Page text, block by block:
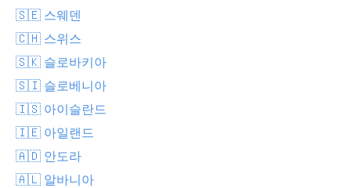
🇸🇪 스웨덴
🇨🇭 스위스
🇸🇰 슬로바키아
🇸🇮 슬로베니아
🇮🇸 아이슬란드
🇮🇪 아일랜드
🇦🇩 안도라
🇦🇱 알바니아